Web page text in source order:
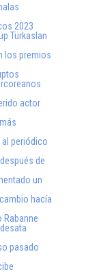
2023
Türkaslan
los premios
actor
al periódico
de
un
hacía
Rabanne
pasado